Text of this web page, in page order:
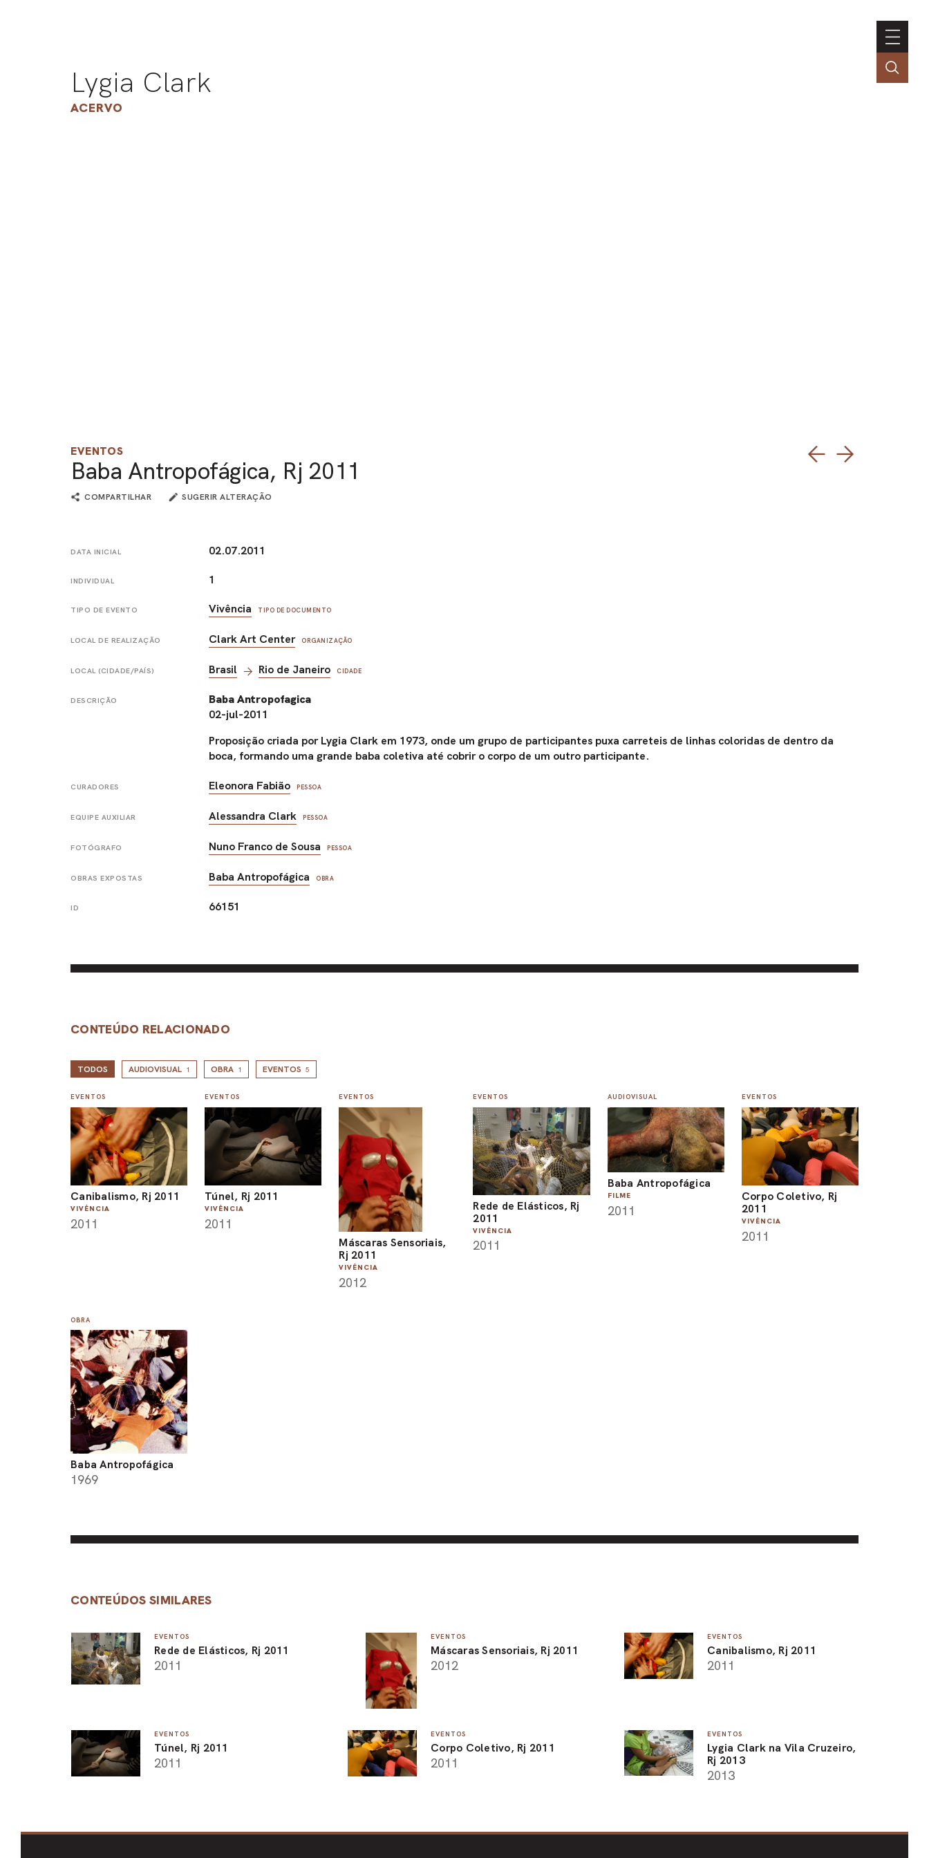
Lygia Clark
ACERVO
EVENTOS
Baba Antropofágica, Rj 2011
COMPARTILHAR SUGERIR ALTERAÇÃO
DATA INICIAL 02.07.2011
INDIVIDUAL 1
TIPO DE EVENTO Vivência TIPO DE DOCUMENTO
LOCAL DE REALIZAÇÃO Clark Art Center ORGANIZAÇÃO
LOCAL (CIDADE/PAÍS) Brasil Rio de Janeiro CIDADE
DESCRIÇÃO
Baba Antropofagica
02-jul-2011
Proposição criada por Lygia Clark em 1973, onde um grupo de participantes puxa carreteis de linhas coloridas de dentro da
boca, formando uma grande baba coletiva até cobrir o corpo de um outro participante.
CURADORES Eleonora Fabião PESSOA
EQUIPE AUXILIAR Alessandra Clark PESSOA
FOTÓGRAFO Nuno Franco de Sousa PESSOA
OBRAS EXPOSTAS Baba Antropofágica OBRA
ID 66151
CONTEÚDO RELACIONADO
TODOS AUDIOVISUAL 1 OBRA 1 EVENTOS 5
EVENTOS
Canibalismo, Rj 2011
VIVÊNCIA
2011
EVENTOS
Túnel, Rj 2011
VIVÊNCIA
2011
EVENTOS
Máscaras Sensoriais,
Rj 2011
VIVÊNCIA
2012
EVENTOS
Rede de Elásticos, Rj
2011
VIVÊNCIA
2011
AUDIOVISUAL
Baba Antropofágica
FILME
2011
EVENTOS
Corpo Coletivo, Rj
2011
VIVÊNCIA
2011
OBRA
Baba Antropofágica
1969
CONTEÚDOS SIMILARES
EVENTOS
Rede de Elásticos, Rj 2011
2011
EVENTOS
Máscaras Sensoriais, Rj 2011
2012
EVENTOS
Canibalismo, Rj 2011
2011
EVENTOS
Túnel, Rj 2011
2011
EVENTOS
Corpo Coletivo, Rj 2011
2011
EVENTOS
Lygia Clark na Vila Cruzeiro,
Rj 2013
2013